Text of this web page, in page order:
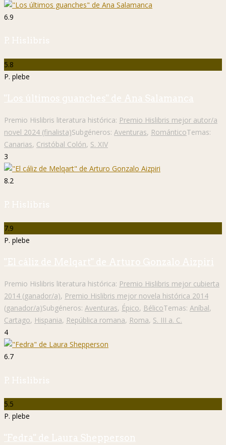
6.9
P. Hislibris
5.8
P. plebe
"Los últimos guanches" de Ana Salamanca
Premio Hislibris literatura histórica: Premio Hislibris mejor autor/a
novel 2024 (finalista)Subgéneros: Aventuras, RománticoTemas:
Canarias, Cristóbal Colón, S. XIV
3
8.2
P. Hislibris
7.9
P. plebe
"El cáliz de Melqart" de Arturo Gonzalo Aizpiri
Premio Hislibris literatura histórica: Premio Hislibris mejor cubierta
2014 (ganador/a), Premio Hislibris mejor novela histórica 2014
(ganador/a)Subgéneros: Aventuras, Épico, BélicoTemas: Aníbal,
Cartago, Hispania, República romana, Roma, S. III a. C.
4
6.7
P. Hislibris
5.5
P. plebe
"Fedra" de Laura Shepperson